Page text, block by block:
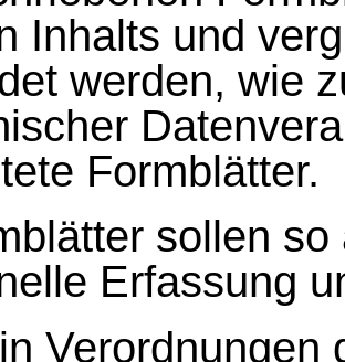
Inhalts und
werden, wie
Formblätter.
sollen
Erfassung
Verordnungen